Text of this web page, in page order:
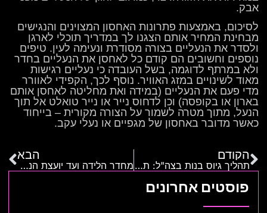
אבק.
לסיכום, באמצעות פתרונות האחסון המצוינים והנגישים
מבחינת המחיר אותם הצגנו לך במדריך תוכלי לארגן
ולסדר את הנעליים בצורה מסודרת ונעימה לעין. טיפים
נוספים וחשובים הם קודם כל לאחסן את הנעליים בחדר
ולא במרתף לדוגמה, בשל העובדה כי נעליים רגישות
מאוד לשינויים במזג האוויר. נוסף לכך, הקפידי לאוורר
מדי פעם את הנעליים (במידה ואת מחליטה לאחסן אותם
בארון או בקופסה) וכן לדחוס נייר או נייר טואלט אל תוך
הנעל, מתוך מטרה לשמור על הצורה מקורית – בייחוד
כאשר מדובר באחסון של מגפיים או נעלי עקב.
הקודם
תהליך גיוס בנות בצה"ל: תוכלי להשיג את התפקיד המתאים בשבילך
הבא
מחדר הלידה ועד יועצת הנקה: כל מה שצריך לדעת על הנקה
פוסטים אחרונים